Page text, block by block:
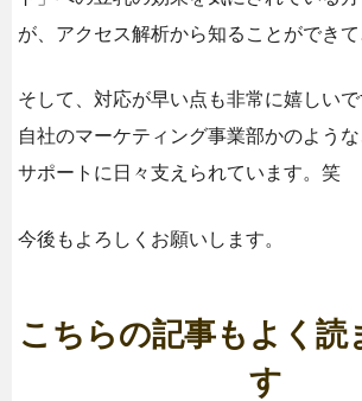
が、アクセス解析から知ることができ
そして、対応が早い点も非常に嬉しいで
自社のマーケティング事業部かのよう
サポートに日々支えられています。笑
今後もよろしくお願いします。
こちらの記事もよく読
す